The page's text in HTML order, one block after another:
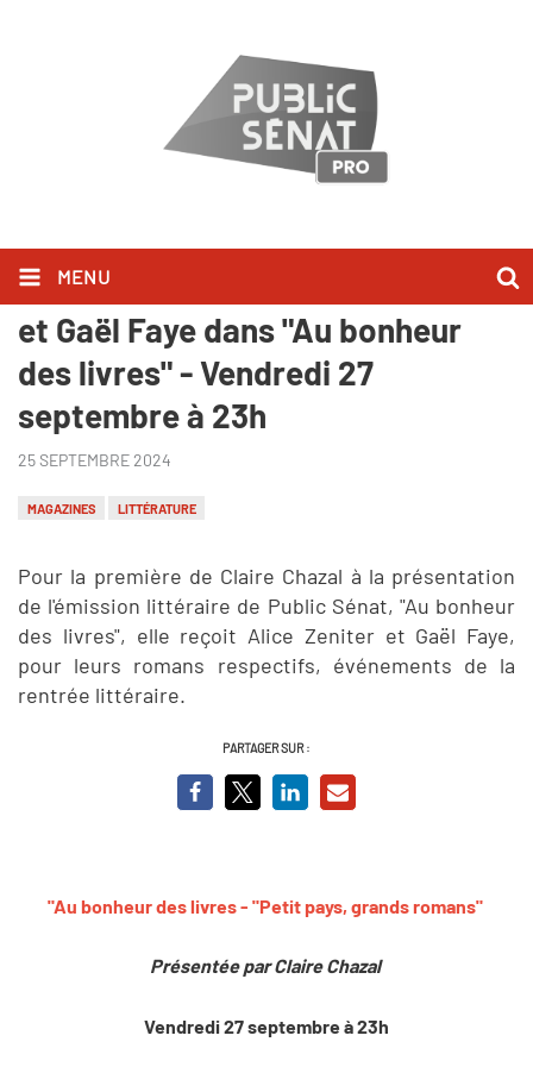
MENU
Claire Chazal reçoit Alice Zeniter
et Gaël Faye dans "Au bonheur
des livres" - Vendredi 27
septembre à 23h
25 SEPTEMBRE 2024
MAGAZINES LITTÉRATURE
Pour la première de Claire Chazal à la présentation
de l'émission littéraire de Public Sénat, "Au bonheur
des livres", elle reçoit Alice Zeniter et Gaël Faye,
pour leurs romans respectifs, événements de la
rentrée littéraire.
PARTAGER SUR :
"Au bonheur des livres - "Petit pays, grands romans"
Présentée par Claire Chazal
Vendredi 27 septembre à 23h